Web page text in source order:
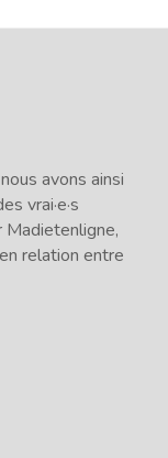
avons ainsi
vrai·e·s
Madietenligne,
relation entre